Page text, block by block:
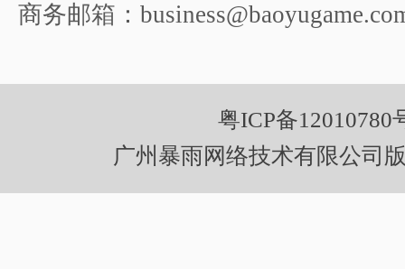
商务邮箱：
粤ICP备12010780
广州暴雨网络技术有限公司